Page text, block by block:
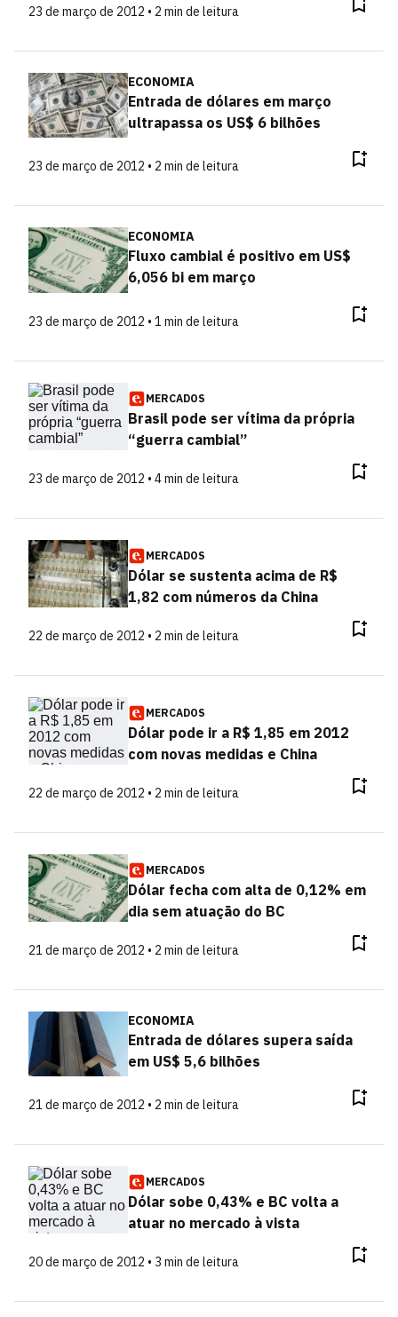
23 de março de 2012 • 2 min de leitura
ECONOMIA
Entrada de dólares em março
ultrapassa os US$ 6 bilhões
23 de março de 2012 • 2 min de leitura
ECONOMIA
Fluxo cambial é positivo em US$
6,056 bi em março
23 de março de 2012 • 1 min de leitura
MERCADOS
Brasil pode ser vítima da própria
“guerra cambial”
23 de março de 2012 • 4 min de leitura
MERCADOS
Dólar se sustenta acima de R$
1,82 com números da China
22 de março de 2012 • 2 min de leitura
MERCADOS
Dólar pode ir a R$ 1,85 em 2012
com novas medidas e China
22 de março de 2012 • 2 min de leitura
MERCADOS
Dólar fecha com alta de 0,12% em
dia sem atuação do BC
21 de março de 2012 • 2 min de leitura
ECONOMIA
Entrada de dólares supera saída
em US$ 5,6 bilhões
21 de março de 2012 • 2 min de leitura
MERCADOS
Dólar sobe 0,43% e BC volta a
atuar no mercado à vista
20 de março de 2012 • 3 min de leitura